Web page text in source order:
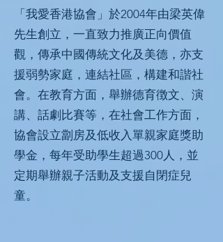
「我愛香港協會」於2004年由梁英偉
先生創立，一直致力推廣正向價值
觀，傳承中國傳統文化及美德，亦支
援弱勢家庭，連結社區，構建和諧社
會。在教育方面，舉辦德育徴文、演
講、話劇比賽等，在社會工作方面，
協會設立劏房及低收入單親家庭獎助
學金，每年受助學生超過300人，並
定期舉辦親子活動及支援自閉症兒
童。